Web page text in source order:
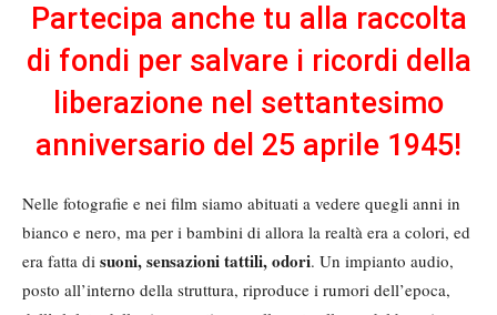
Partecipa anche tu alla raccolta
di fondi per salvare i ricordi della
liberazione nel settantesimo
anniversario del 25 aprile 1945!
Nelle fotografie e nei film siamo abituati a vedere quegli anni in
bianco e nero, ma per i bambini di allora la realtà era a colori, ed
era fatta di suoni, sensazioni tattili, odori. Un impianto audio,
posto all’interno della struttura, riproduce i rumori dell’epoca,